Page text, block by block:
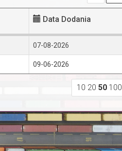
Data Dodania
07-08-2026
09-06-2026
10 20 50 100